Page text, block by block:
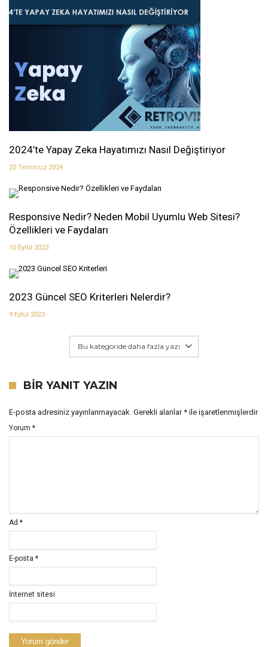
2024’te Yapay Zeka Hayatımızı Nasıl Değiştiriyor
22 Temmuz 2024
Responsive Nedir? Neden Mobil Uyumlu Web Sitesi?
Özellikleri ve Faydaları
10 Eylül 2023
2023 Güncel SEO Kriterleri Nelerdir?
9 Eylül 2023
Bu kategoride daha fazla yazı
BIR YANIT YAZIN
E-posta adresiniz yayınlanmayacak. Gerekli alanlar* ile işaretlenmişlerdir
Yorum *
Ad *
E-posta *
İnternet sitesi